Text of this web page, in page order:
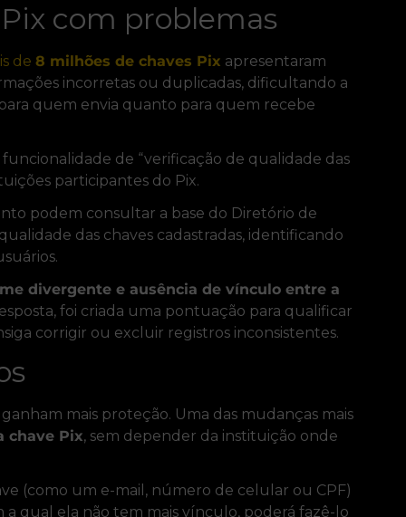
com problemas
de 8 milhões de chaves Pix apresentaram
incorretas ou duplicadas, dificultando a
quem envia quanto para quem recebe
de “verificação de qualidade das
participantes do Pix.
podem consultar a base do Diretório de
das chaves cadastradas, identificando
divergente e ausência de vínculo entre a
foi criada uma pontuação para qualificar
corrigir ou excluir registros inconsistentes.
mais proteção. Uma das mudanças mais
chave Pix, sem depender da instituição onde
(como um e-mail, número de celular ou CPF)
qual ela não tem mais vínculo, poderá fazê-lo